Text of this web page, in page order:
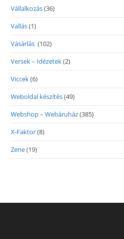
Vállalkozás(36)
Vallás(1)
Vásárlás (102)
Versek – Idézetek(2)
Viccek(6)
Weboldal készítés(49)
Webshop – Webáruház(385)
X-Faktor(8)
Zene(19)